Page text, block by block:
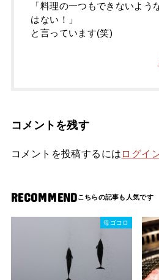
「料理の一つもできないよう
はない！」
と言っています(笑)
コメントを残す
コメントを投稿するには ログイ
RECOMMEND
母ゴコロ